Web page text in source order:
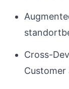
Cross-
Customer